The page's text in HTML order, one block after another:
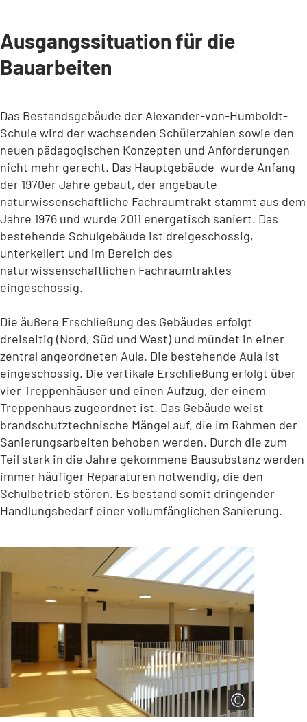
Ausgangssituation für die
Bauarbeiten
Das Bestandsgebäude der Alexander-von-Humboldt-
Schule wird der wachsenden Schülerzahlen sowie den
neuen pädagogischen Konzepten und Anforderungen
nicht mehr gerecht. Das Hauptgebäude wurde Anfang
der 1970er Jahre gebaut, der angebaute
naturwissenschaftliche Fachraumtrakt stammt aus dem
Jahre 1976 und wurde 2011 energetisch saniert. Das
bestehende Schulgebäude ist dreigeschossig,
unterkellert und im Bereich des
naturwissenschaftlichen Fachraumtraktes
eingeschossig.
Die äußere Erschließung des Gebäudes erfolgt
dreiseitig (Nord, Süd und West) und mündet in einer
zentral angeordneten Aula. Die bestehende Aula ist
eingeschossig. Die vertikale Erschließung erfolgt über
vier Treppenhäuser und einen Aufzug, der einem
Treppenhaus zugeordnet ist. Das Gebäude weist
brandschutztechnische Mängel auf, die im Rahmen der
Sanierungsarbeiten behoben werden. Durch die zum
Teil stark in die Jahre gekommene Bausubstanz werden
immer häufiger Reparaturen notwendig, die den
Schulbetrieb stören. Es bestand somit dringender
Handlungsbedarf einer vollumfänglichen Sanierung.